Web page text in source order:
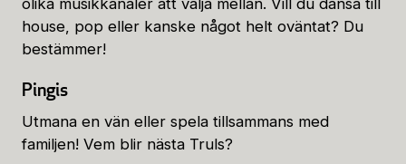
olika musikkanaler att välja mellan. Vill du dansa till
house, pop eller kanske något helt oväntat? Du
bestämmer!
Pingis
Utmana en vän eller spela tillsammans med
familjen! Vem blir nästa Truls?